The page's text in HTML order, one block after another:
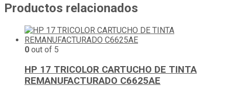
Productos relacionados
0 out of 5
HP 17 TRICOLOR CARTUCHO DE TINTA
REMANUFACTURADO C6625AE